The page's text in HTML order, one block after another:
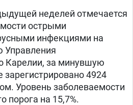
неделей отмечается
острыми
инфекциями на
Управления
Карелии, за минувшую
4924
Уровень заболеваемости
порога на 15,7%.